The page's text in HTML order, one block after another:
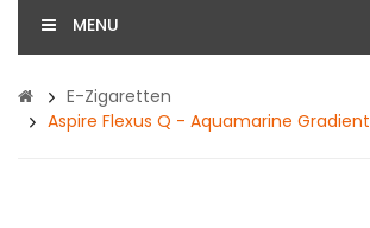
MENU
E-Zigaretten
Aspire Flexus Q - Aquamarine Gradient